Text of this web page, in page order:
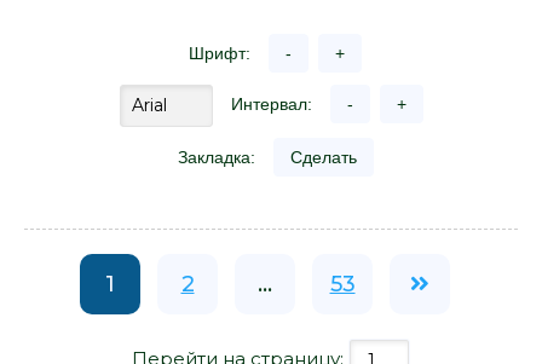
Шрифт: - +
Интервал: - +
Закладка: Сделать
1 2 ... 53
Перейти на страницу: